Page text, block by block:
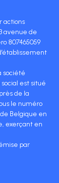
actions
avenue de
807465059
société
est situé
de la
le numéro
Belgique en
exerçant en
par